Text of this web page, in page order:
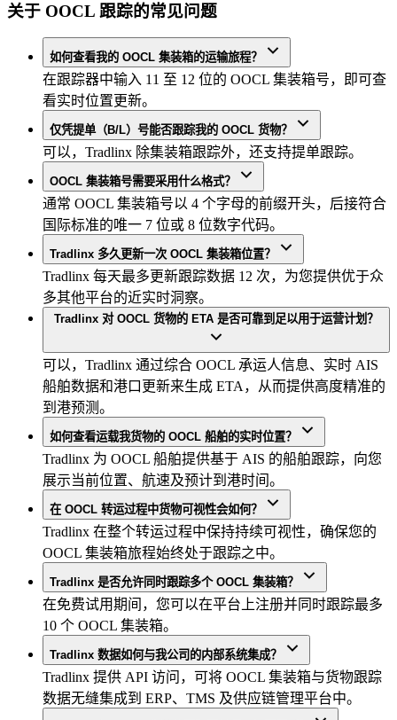
关于 OOCL 跟踪的常见问题
如何查看我的 OOCL 集装箱的运输旅程？
在跟踪器中输入 11 至 12 位的 OOCL 集装箱号，即可查
看实时位置更新。
仅凭提单（B/L）号能否跟踪我的 OOCL 货物？
可以，Tradlinx 除集装箱跟踪外，还支持提单跟踪。
OOCL 集装箱号需要采用什么格式？
通常 OOCL 集装箱号以 4 个字母的前缀开头，后接符合
国际标准的唯一 7 位或 8 位数字代码。
Tradlinx 多久更新一次 OOCL 集装箱位置？
Tradlinx 每天最多更新跟踪数据 12 次，为您提供优于众
多其他平台的近实时洞察。
Tradlinx 对 OOCL 货物的 ETA 是否可靠到足以用于运营计划？
可以，Tradlinx 通过综合 OOCL 承运人信息、实时 AIS
船舶数据和港口更新来生成 ETA，从而提供高度精准的
到港预测。
如何查看运载我货物的 OOCL 船舶的实时位置？
Tradlinx 为 OOCL 船舶提供基于 AIS 的船舶跟踪，向您
展示当前位置、航速及预计到港时间。
在 OOCL 转运过程中货物可视性会如何？
Tradlinx 在整个转运过程中保持持续可视性，确保您的
OOCL 集装箱旅程始终处于跟踪之中。
Tradlinx 是否允许同时跟踪多个 OOCL 集装箱？
在免费试用期间，您可以在平台上注册并同时跟踪最多
10 个 OOCL 集装箱。
Tradlinx 数据如何与我公司的内部系统集成？
Tradlinx 提供 API 访问，可将 OOCL 集装箱与货物跟踪
数据无缝集成到 ERP、TMS 及供应链管理平台中。